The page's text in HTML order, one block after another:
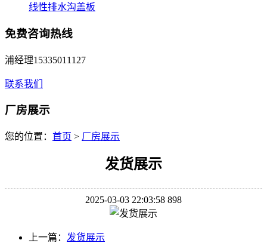
线性排水沟盖板
免费咨询热线
浦经理15335011127
联系我们
厂房展示
您的位置： 首页 > 厂房展示
发货展示
2025-03-03 22:03:58 898
上一篇： 发货展示